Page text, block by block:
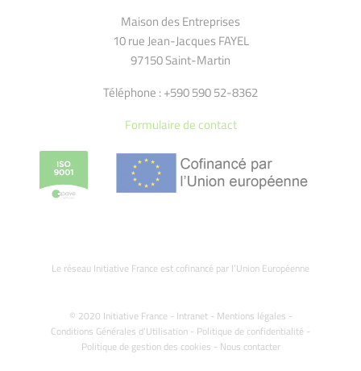
Maison des Entreprises
10 rue Jean-Jacques FAYEL
97150 Saint-Martin
Téléphone : +590 590 52-8362
Formulaire de contact
Le réseau Initiative France est cofinancé par l’Union Européenne
© 2020 Initiative France - Intranet- Mentions légales -
Conditions Générales d'Utilisation - Politique de confidentialité -
Politique de gestion des cookies - Nous contacter